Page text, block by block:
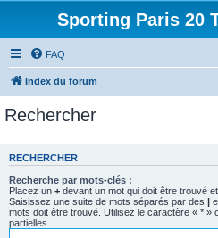
Sporting Paris 20
FAQ
Index du forum
Rechercher
RECHERCHER
Recherche par mots-clés :
Placez un + devant un mot qui doit être trouvé
Saisissez une suite de mots séparés par des |
mots doit être trouvé. Utilisez le caractère « * »
partielles.